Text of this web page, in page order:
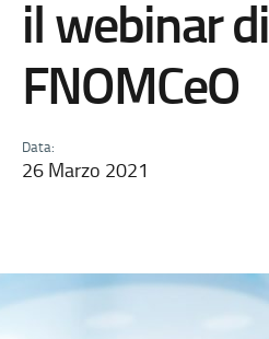
il webinar di
FNOMCeO
Data:
26 Marzo 2021